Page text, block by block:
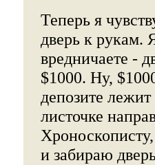
Теперь я
дверь к рукам.
вредничаете -
$1000. Ну,
депозите
листочке
и забираю